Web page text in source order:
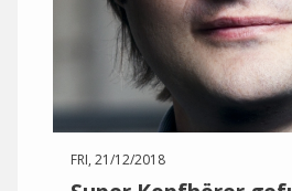
FRI, 21/12/2018